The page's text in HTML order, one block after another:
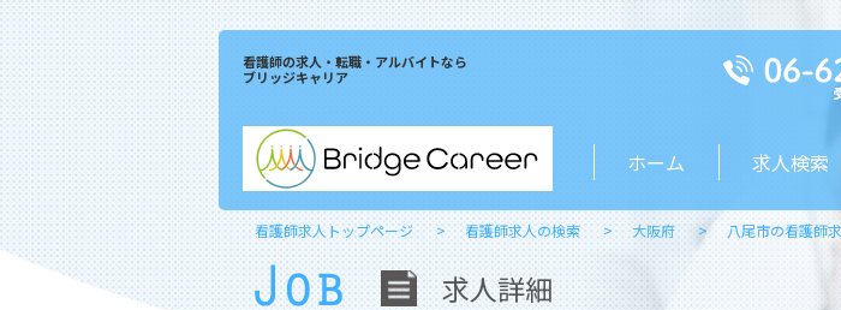
看護師の求人・転職・アルバイトなら
ブリッジキャリア
ホーム 求人検索
看護師求人トップページ 看護師求人の検索 大阪府 八尾市の看護師
求人詳細